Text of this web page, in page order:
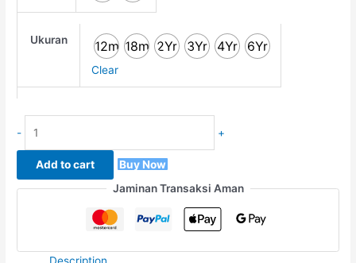
Ukuran 12m 18m 2Yr 3Yr 4Yr 6Yr
Clear
- +
Add to cart
Buy Now
Jaminan Transaksi Aman